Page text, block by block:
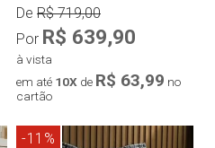
De R$ 719,00
Por R$ 639,90
à vista
em até 10X de R$ 63,99 no
cartão
-11%